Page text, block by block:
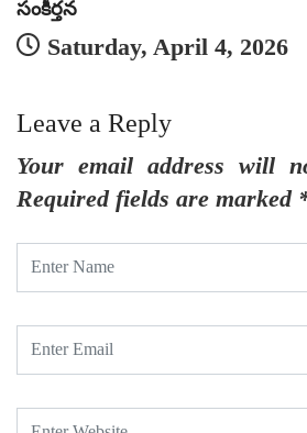
సంకీర్తన
Saturday, April 4, 2026
Leave a Reply
Your email address will
Required fields are marked